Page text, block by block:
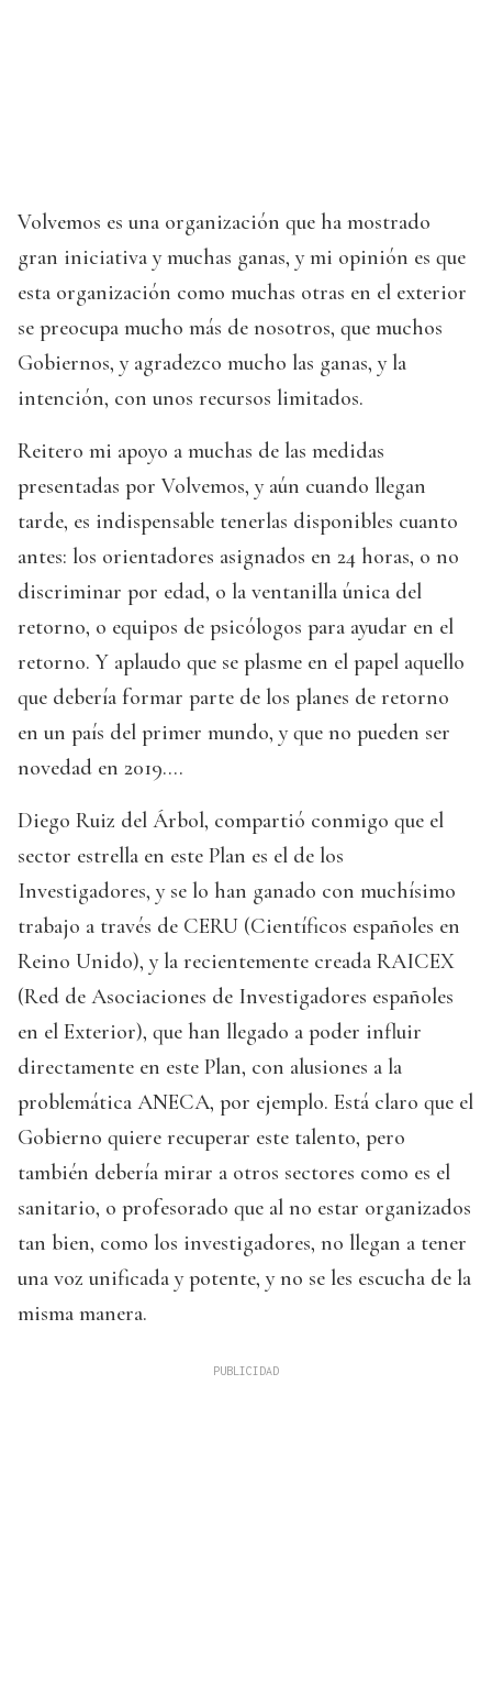
Volvemos es una organización que ha mostrado
gran iniciativa y muchas ganas, y mi opinión es que
esta organización como muchas otras en el exterior
se preocupa mucho más de nosotros, que muchos
Gobiernos, y agradezco mucho las ganas, y la
intención, con unos recursos limitados.
Reitero mi apoyo a muchas de las medidas
presentadas por Volvemos, y aún cuando llegan
tarde, es indispensable tenerlas disponibles cuanto
antes: los orientadores asignados en 24 horas, o no
discriminar por edad, o la ventanilla única del
retorno, o equipos de psicólogos para ayudar en el
retorno. Y aplaudo que se plasme en el papel aquello
que debería formar parte de los planes de retorno
en un país del primer mundo, y que no pueden ser
novedad en 2019….
Diego Ruiz del Árbol, compartió conmigo que el
sector estrella en este Plan es el de los
Investigadores, y se lo han ganado con muchísimo
trabajo a través de CERU (Científicos españoles en
Reino Unido), y la recientemente creada RAICEX
(Red de Asociaciones de Investigadores españoles
en el Exterior), que han llegado a poder influir
directamente en este Plan, con alusiones a la
problemática ANECA, por ejemplo. Está claro que el
Gobierno quiere recuperar este talento, pero
también debería mirar a otros sectores como es el
sanitario, o profesorado que al no estar organizados
tan bien, como los investigadores, no llegan a tener
una voz unificada y potente, y no se les escucha de la
misma manera.